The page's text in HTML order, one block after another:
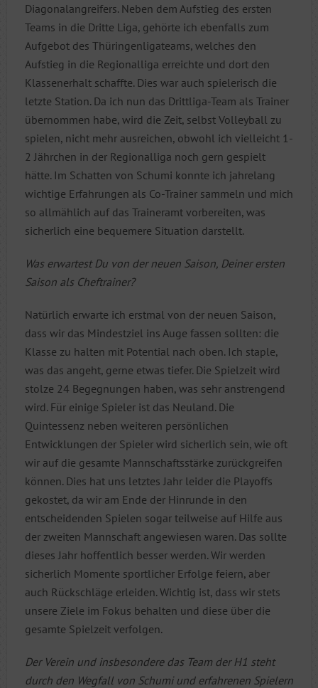
Diagonalangreifers. Neben dem Aufstieg des ersten
Teams in die Dritte Liga, gehörte ich ebenfalls zum
Aufgebot des Thüringenligateams, welches den
Aufstieg in die Regionalliga erreichte und dort den
Klassenerhalt schaffte. Dies war auch spielerisch die
letzte Station. Da ich nun das Drittliga-Team als Trainer
übernommen habe, wird die Zeit, selbst Volleyball zu
spielen, nicht mehr ausreichen, obwohl ich vielleicht 1-
2 Jährchen in der Regionalliga noch gern gespielt
hätte. Im Schatten von Schumi konnte ich jahrelang
wichtige Erfahrungen als Co-Trainer sammeln und mich
so allmählich auf das Traineramt vorbereiten, was
sicherlich eine bequemere Situation darstellt.
Was erwartest Du von der neuen Saison, Deiner ersten
Saison als Cheftrainer?
Natürlich erwarte ich erstmal von der neuen Saison,
dass wir das Mindestziel ins Auge fassen sollten: die
Klasse zu halten mit Potential nach oben. Ich staple,
was das angeht, gerne etwas tiefer. Die Spielzeit wird
stolze 24 Begegnungen haben, was sehr anstrengend
wird. Für einige Spieler ist das Neuland. Die
Quintessenz neben weiteren persönlichen
Entwicklungen der Spieler wird sicherlich sein, wie oft
wir auf die gesamte Mannschaftsstärke zurückgreifen
können. Dies hat uns letztes Jahr leider die Playoffs
gekostet, da wir am Ende der Hinrunde in den
entscheidenden Spielen sogar teilweise auf Hilfe aus
der zweiten Mannschaft angewiesen waren. Das sollte
dieses Jahr hoffentlich besser werden. Wir werden
sicherlich Momente sportlicher Erfolge feiern, aber
auch Rückschläge erleiden. Wichtig ist, dass wir stets
unsere Ziele im Fokus behalten und diese über die
gesamte Spielzeit verfolgen.
Der Verein und insbesondere das Team der H1 steht
durch den Wegfall von Schumi und erfahrenen Spielern